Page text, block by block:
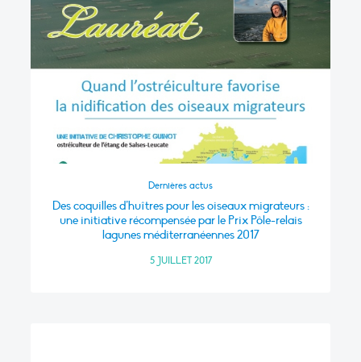
Dernières actus
Des coquilles d’huîtres pour les oiseaux migrateurs :
une initiative récompensée par le Prix Pôle-relais
lagunes méditerranéennes 2017
5 JUILLET 2017